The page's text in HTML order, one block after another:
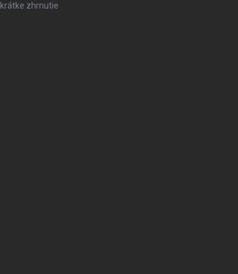
zhrnutie